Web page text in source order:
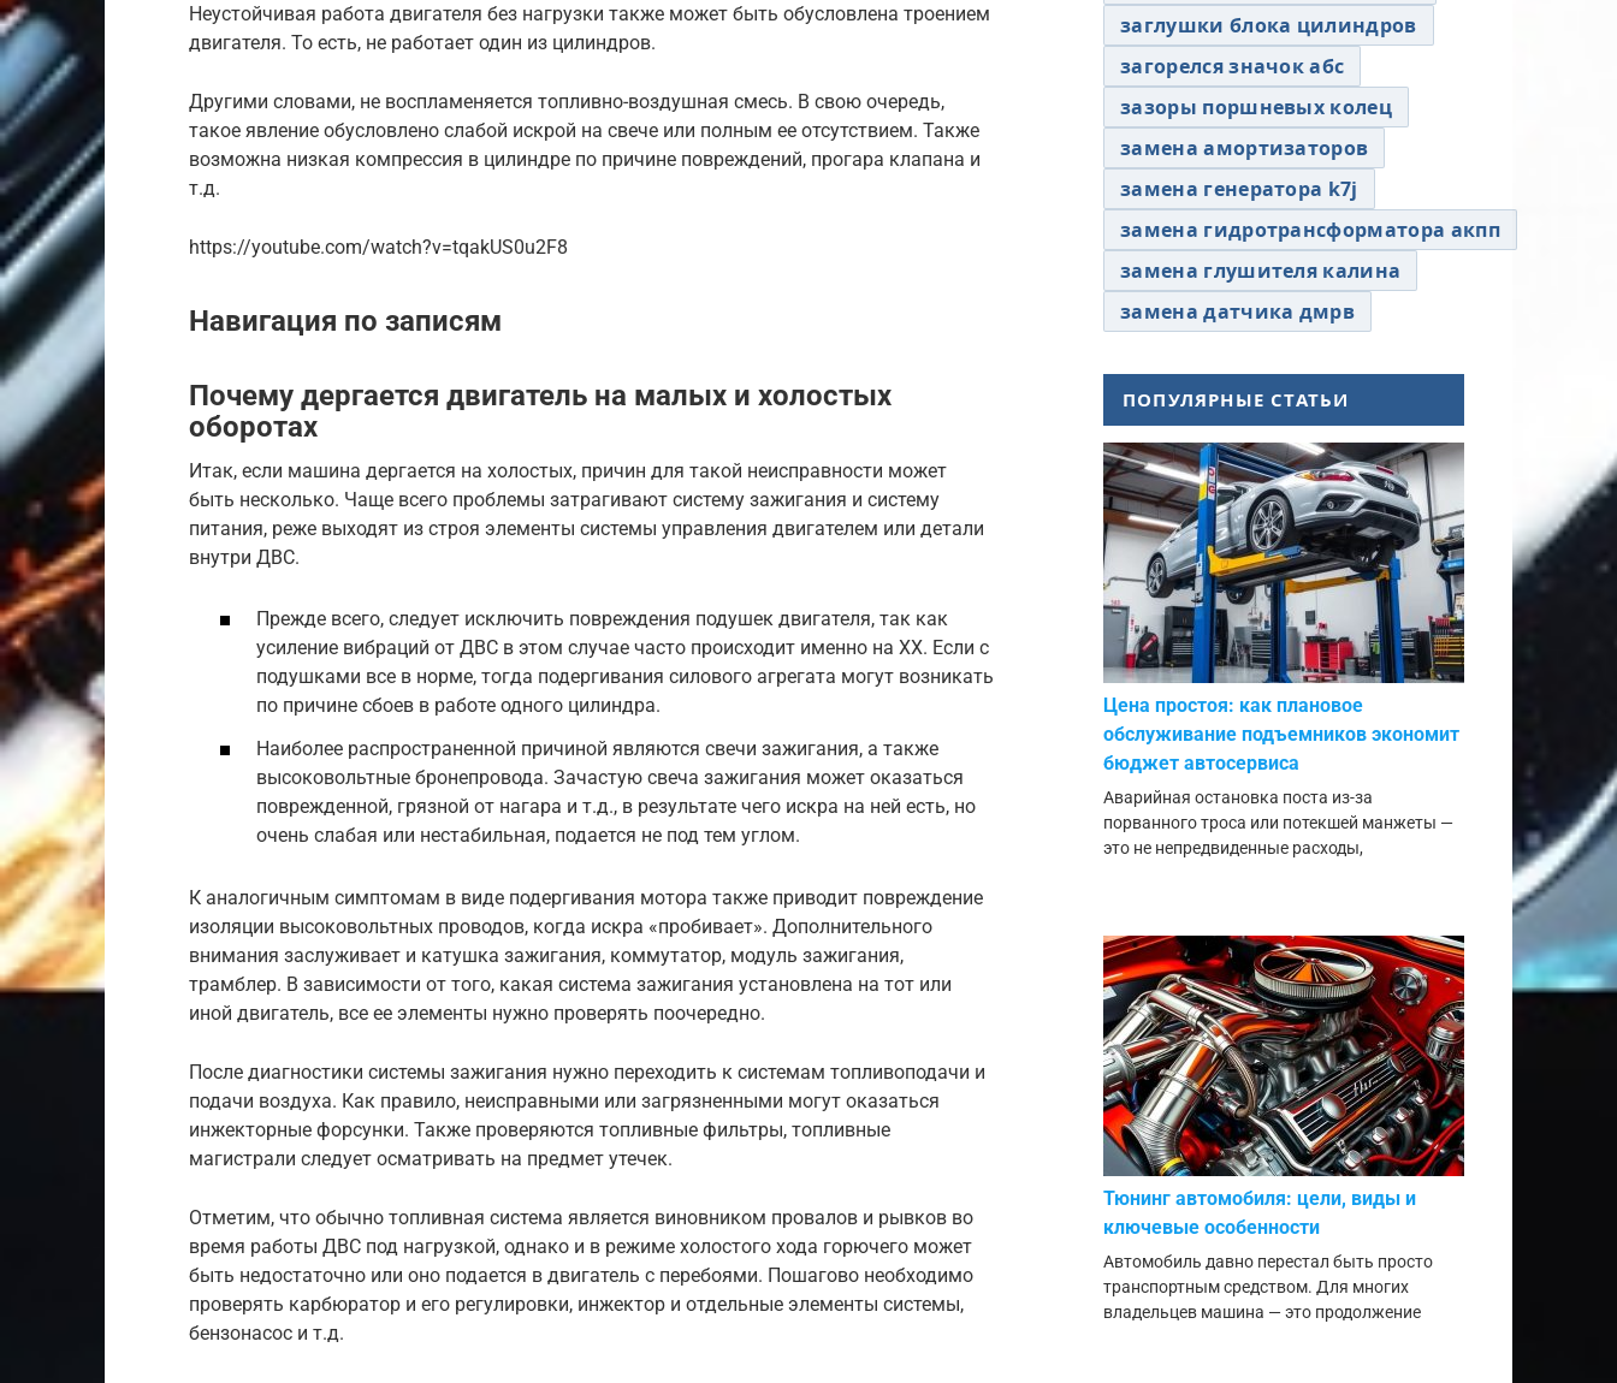
Неустойчивая работа двигателя без нагрузки также может быть обусловлена троением
двигателя. То есть, не работает один из цилиндров.
Другими словами, не воспламеняется топливно-воздушная смесь. В свою очередь,
такое явление обусловлено слабой искрой на свече или полным ее отсутствием. Также
возможна низкая компрессия в цилиндре по причине повреждений, прогара клапана и
т.д.
https://youtube.com/watch?v=tqakUS0u2F8
Навигация по записям
Почему дергается двигатель на малых и холостых
оборотах
Итак, если машина дергается на холостых, причин для такой неисправности может
быть несколько. Чаще всего проблемы затрагивают систему зажигания и систему
питания, реже выходят из строя элементы системы управления двигателем или детали
внутри ДВС.
Прежде всего, следует исключить повреждения подушек двигателя, так как
усиление вибраций от ДВС в этом случае часто происходит именно на ХХ. Если с
подушками все в норме, тогда подергивания силового агрегата могут возникать
по причине сбоев в работе одного цилиндра.
Наиболее распространенной причиной являются свечи зажигания, а также
высоковольтные бронепровода. Зачастую свеча зажигания может оказаться
поврежденной, грязной от нагара и т.д., в результате чего искра на ней есть, но
очень слабая или нестабильная, подается не под тем углом.
К аналогичным симптомам в виде подергивания мотора также приводит повреждение
изоляции высоковольтных проводов, когда искра «пробивает». Дополнительного
внимания заслуживает и катушка зажигания, коммутатор, модуль зажигания,
трамблер. В зависимости от того, какая система зажигания установлена на тот или
иной двигатель, все ее элементы нужно проверять поочередно.
После диагностики системы зажигания нужно переходить к системам топливоподачи и
подачи воздуха. Как правило, неисправными или загрязненными могут оказаться
инжекторные форсунки. Также проверяются топливные фильтры, топливные
магистрали следует осматривать на предмет утечек.
Отметим, что обычно топливная система является виновником провалов и рывков во
время работы ДВС под нагрузкой, однако и в режиме холостого хода горючего может
быть недостаточно или оно подается в двигатель с перебоями. Пошагово необходимо
проверять карбюратор и его регулировки, инжектор и отдельные элементы системы,
бензонасос и т.д.
заглушки блока цилиндров
загорелся значок абс
зазоры поршневых колец
замена амортизаторов
замена генератора k7j
замена гидротрансформатора акпп
замена глушителя калина
замена датчика дмрв
ПОПУЛЯРНЫЕ СТАТЬИ
Цена простоя: как плановое
обслуживание подъемников экономит
бюджет автосервиса
Аварийная остановка поста из-за
порванного троса или потекшей манжеты —
это не непредвиденные расходы,
Тюнинг автомобиля: цели, виды и
ключевые особенности
Автомобиль давно перестал быть просто
транспортным средством. Для многих
владельцев машина — это продолжение